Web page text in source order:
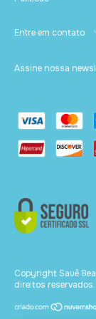
Entre em contato
Assine nossa
Copyright Sauê
direitos reservados.